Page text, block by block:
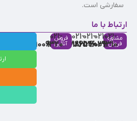
سفارشی است.
ارتباط با ما
مشاوره
فروش
021-
91009310
021-
86126036
021-
86126506
021-
88537803
فروش
آنلاین
021-
91009320